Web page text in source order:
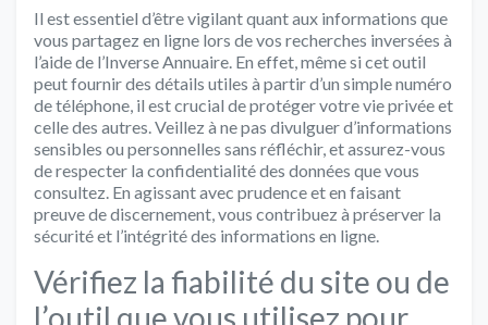
Il est essentiel d’être vigilant quant aux informations que
vous partagez en ligne lors de vos recherches inversées à
l’aide de l’Inverse Annuaire. En effet, même si cet outil
peut fournir des détails utiles à partir d’un simple numéro
de téléphone, il est crucial de protéger votre vie privée et
celle des autres. Veillez à ne pas divulguer d’informations
sensibles ou personnelles sans réfléchir, et assurez-vous
de respecter la confidentialité des données que vous
consultez. En agissant avec prudence et en faisant
preuve de discernement, vous contribuez à préserver la
sécurité et l’intégrité des informations en ligne.
Vérifiez la fiabilité du site ou de
l’outil que vous utilisez pour